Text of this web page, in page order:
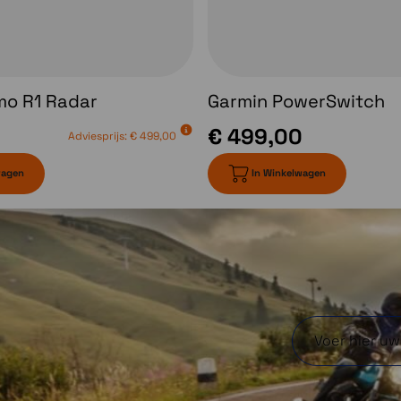
ook de optie Garmin
Adventurous Routing™
voor als je op de meest
onverharde wegen wilt
rijden. Noord- en Zuid-
Amerika, Australië en
Nieuw-Zeeland kunnen
gratis worden
gedownload via het
kaartbeheer op het
toestel.
R1 Radar
Adviesprijs:€ 499,00
Garmin PowerSwitch
€ 499,00
In Winkelwagen